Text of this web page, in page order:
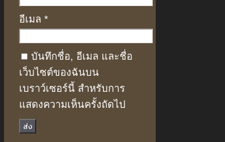
อีเมล *
บันทึกชื่อ, อีเมล และชื่อ
เว็บไซต์ของฉันบน
เบราว์เซอร์นี้ สำหรับการ
แสดงความเห็นครั้งถัดไป